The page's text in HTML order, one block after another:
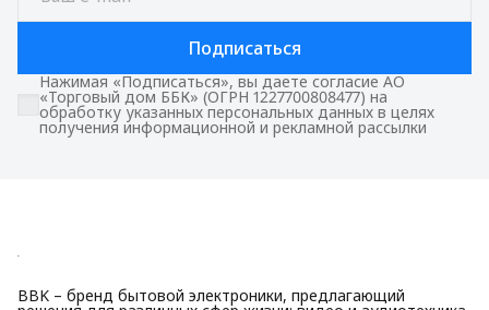
Подписаться
Нажимая «Подписаться», вы даете согласие АО
«Торговый дом ББК» (ОГРН 1227700808477) на
обработку указанных персональных данных в целях
получения информационной и рекламной рассылки
BBK – бренд бытовой электроники, предлагающий